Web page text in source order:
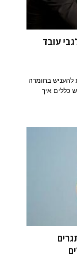
עובד
להעניש בחומרה
כללים איך